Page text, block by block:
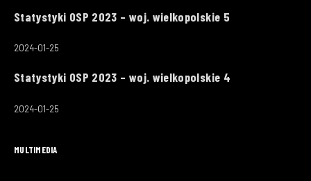
Statystyki OSP 2023 – woj. wielkopolskie 5
2024-01-25
Statystyki OSP 2023 – woj. wielkopolskie 4
2024-01-25
MULTIMEDIA